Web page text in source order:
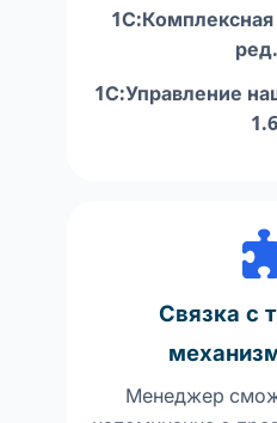
1С:Комплексная
1С:Управление
Связка с
Менеджер